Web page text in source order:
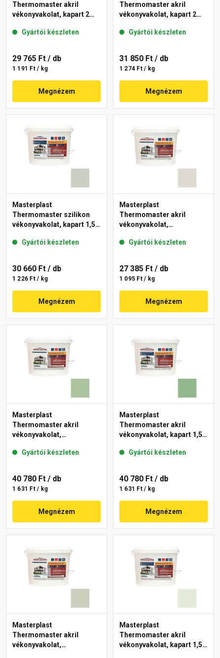
Thermomaster akril
vékonyvakolat, kapart 2
Gyártói készleten
29 765 Ft / db
1 191 Ft / kg
Megnézem
Thermomaster akril
vékonyvakolat, kapart 2
Gyártói készleten
31 850 Ft / db
1 274 Ft / kg
Megnézem
Masterplast
Thermomaster szilikon
vékonyvakolat, kapart 1,5
Gyártói készleten
30 660 Ft / db
1 226 Ft / kg
Megnézem
Masterplast
Thermomaster akril
vékonyvakolat,
45-E 25 kg
Gyártói készleten
27 385 Ft / db
1 095 Ft / kg
Megnézem
Masterplast
Thermomaster akril
vékonyvakolat,
41-C 25 kg
Gyártói készleten
40 780 Ft / db
1 631 Ft / kg
Megnézem
Masterplast
Thermomaster akril
vékonyvakolat, kapart 1,5
Gyártói készleten
40 780 Ft / db
1 631 Ft / kg
Megnézem
Masterplast
Thermomaster akril
vékonyvakolat,
Masterplast
Thermomaster akril
vékonyvakolat, kapart 1,5